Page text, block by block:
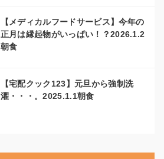
【メディカルフードサービス】今年の
正月は縁起物がいっぱい！？2026.1.2
朝食
【宅配クック123】元旦から強制洗
濯・・・。2025.1.1朝食